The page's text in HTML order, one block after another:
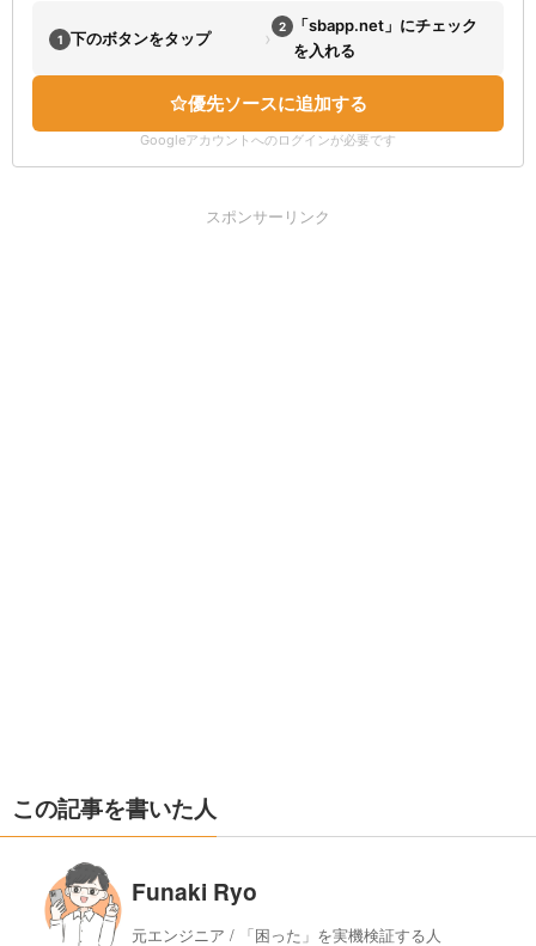
1 下のボタンをタップ › 2
「sbapp.net」にチェック
を入れる
優先ソースに追加する
Googleアカウントへのログインが必要です
スポンサーリンク
この記事を書いた人
Funaki Ryo
元エンジニア / 「困った」を実機検証する人